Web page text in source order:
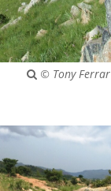
© Tony Ferrar